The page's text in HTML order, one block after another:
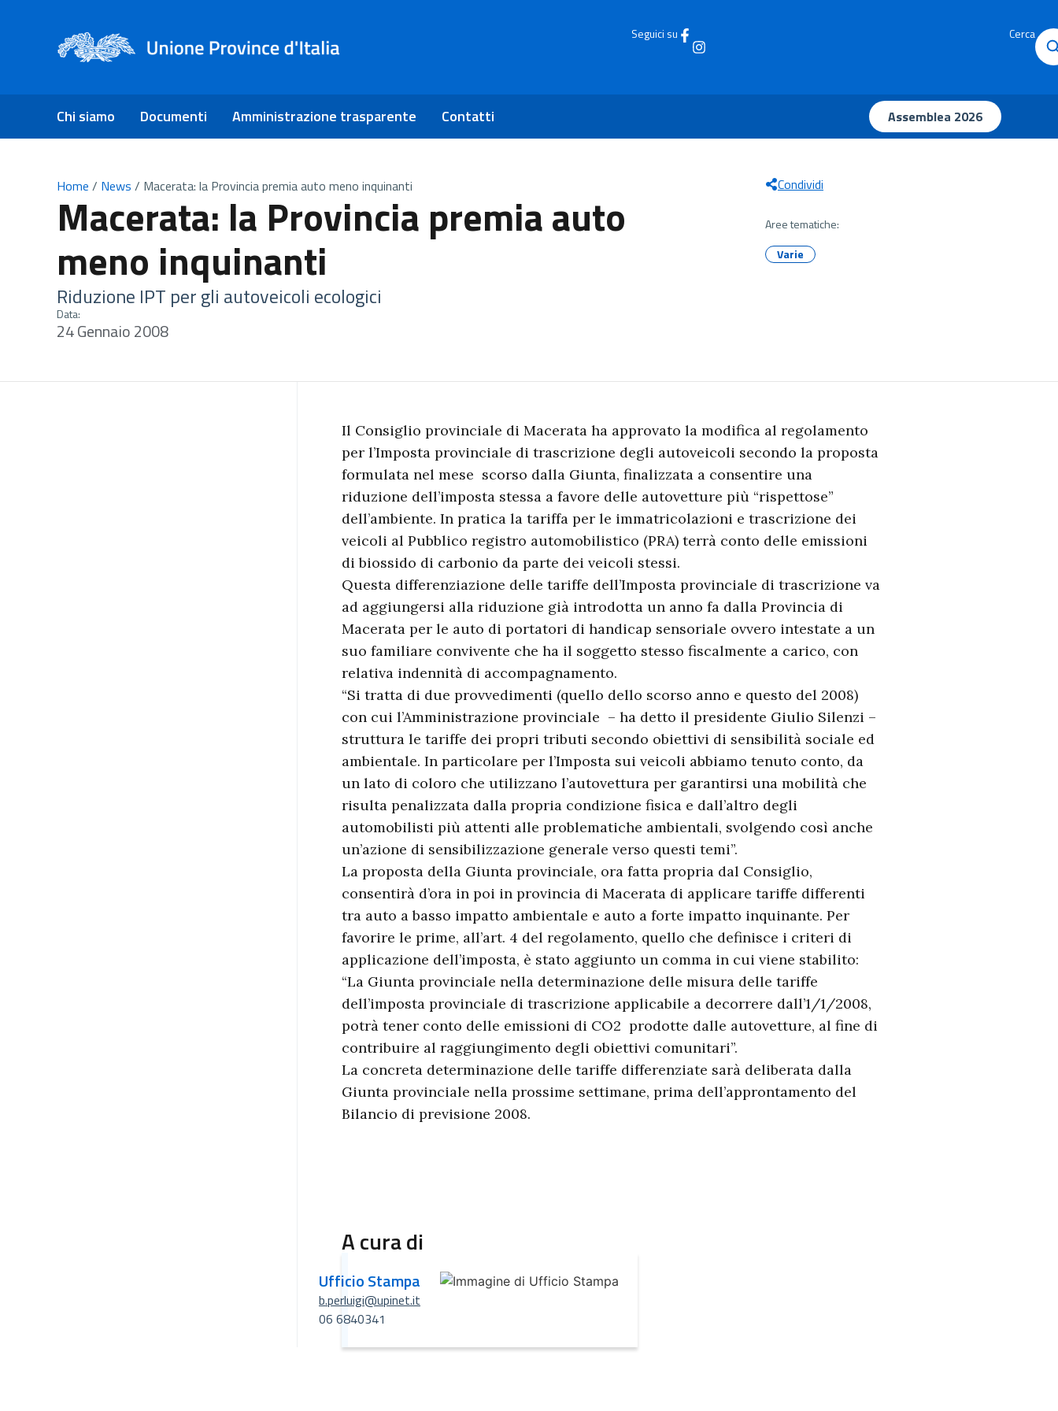
Seguici su Cerca
Chi siamo Documenti Amministrazione trasparente Contatti Assemblea 2026
Home / News / Macerata: la Provincia premia auto meno inquinanti
Macerata: la Provincia premia auto
meno inquinanti
Riduzione IPT per gli autoveicoli ecologici
Data:
24 Gennaio 2008
Condividi
Aree tematiche:
Varie
Il Consiglio provinciale di Macerata ha approvato la modifica al regolamento
per l’Imposta provinciale di trascrizione degli autoveicoli secondo la proposta
formulata nel mese scorso dalla Giunta, finalizzata a consentire una
riduzione dell’imposta stessa a favore delle autovetture più “rispettose”
dell’ambiente. In pratica la tariffa per le immatricolazioni e trascrizione dei
veicoli al Pubblico registro automobilistico (PRA) terrà conto delle emissioni
di biossido di carbonio da parte dei veicoli stessi.
Questa differenziazione delle tariffe dell’Imposta provinciale di trascrizione va
ad aggiungersi alla riduzione già introdotta un anno fa dalla Provincia di
Macerata per le auto di portatori di handicap sensoriale ovvero intestate a un
suo familiare convivente che ha il soggetto stesso fiscalmente a carico, con
relativa indennità di accompagnamento.
“Si tratta di due provvedimenti (quello dello scorso anno e questo del 2008)
con cui l’Amministrazione provinciale – ha detto il presidente Giulio Silenzi –
struttura le tariffe dei propri tributi secondo obiettivi di sensibilità sociale ed
ambientale. In particolare per l’Imposta sui veicoli abbiamo tenuto conto, da
un lato di coloro che utilizzano l’autovettura per garantirsi una mobilità che
risulta penalizzata dalla propria condizione fisica e dall’altro degli
automobilisti più attenti alle problematiche ambientali, svolgendo così anche
un’azione di sensibilizzazione generale verso questi temi”.
La proposta della Giunta provinciale, ora fatta propria dal Consiglio,
consentirà d’ora in poi in provincia di Macerata di applicare tariffe differenti
tra auto a basso impatto ambientale e auto a forte impatto inquinante. Per
favorire le prime, all’art. 4 del regolamento, quello che definisce i criteri di
applicazione dell’imposta, è stato aggiunto un comma in cui viene stabilito:
“La Giunta provinciale nella determinazione delle misura delle tariffe
dell’imposta provinciale di trascrizione applicabile a decorrere dall’1/1/2008,
potrà tener conto delle emissioni di CO2 prodotte dalle autovetture, al fine di
contribuire al raggiungimento degli obiettivi comunitari”.
La concreta determinazione delle tariffe differenziate sarà deliberata dalla
Giunta provinciale nella prossime settimane, prima dell’approntamento del
Bilancio di previsione 2008.
A cura di
Ufficio Stampa
b.perluigi@upinet.it
06 6840341